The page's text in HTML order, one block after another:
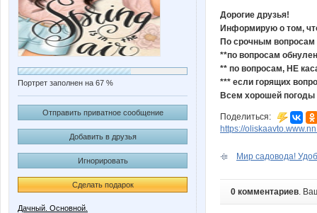
Портрет заполнен на 67 %
Отправить приватное сообщение
Добавить в друзья
Игнорировать
Сделать подарок
Дачный. Основной.
Дорогие друзья!
Информирую о том,
По срочным
**по вопросам
** по вопросам, НЕ
*** если горящих
Всем хорошей погоды
Поделиться:
https://
Мир садовода!
0 комментариев.